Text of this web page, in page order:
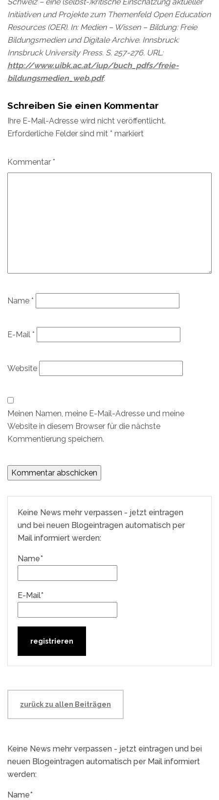
Initiativen und Projekte zum Themenfeld Open Education
Resources (OER). In: Medien – Wissen – Bildung: Freie
Bildungsmedien und Digitale Archive. Innsbruck:
Innsbruck University Press. S. 257-276. URL:
http://www.uibk.ac.at/iup/buch_pdfs/freie-
bildungsmedien_web.pdf.
Schreiben Sie einen Kommentar
Ihre E-Mail-Adresse wird nicht veröffentlicht.
Erforderliche Felder sind mit * markiert
Kommentar *
Name *
E-Mail *
Website
Meinen Namen, meine E-Mail-Adresse und meine
Website in diesem Browser für die nächste
Kommentierung speichern.
Keine News mehr verpassen - jetzt eintragen
und bei neuen Blogeintragen automatisch per
Mail informiert werden:
Name*
E-Mail*
zurück zu allen Beiträgen
Keine News mehr verpassen - jetzt eintragen und bei
neuen Blogeintragen automatisch per Mail informiert
werden:
Name*